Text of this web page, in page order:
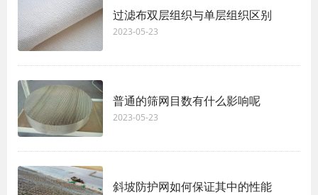
过滤布双层组织与单层组织区别
2023-05-23
普通的筛网目数有什么影响呢
2023-05-23
斜坡防护网如何保证其中的性能